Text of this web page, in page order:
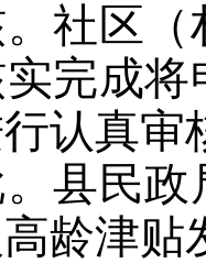
。社区
完成
认真审
。县民
龄津贴